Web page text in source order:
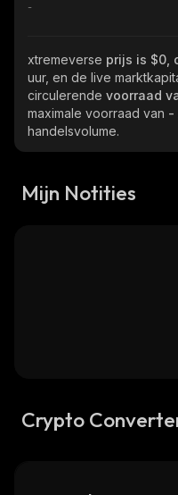
-
xtremeverse prijs is $0,
uur, en de live
circulerende voorraad
maximale voorraad van -
handelsvolume.
Mijn Notities
Crypto